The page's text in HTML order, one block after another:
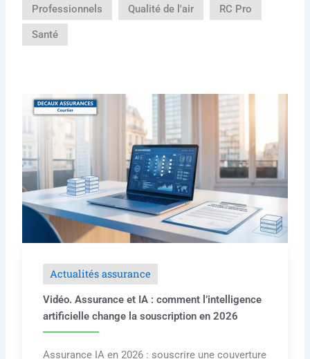
Professionnels Qualité de l'air RC Pro
Santé
Actualités assurance
Vidéo. Assurance et IA : comment l’intelligence
artificielle change la souscription en 2026
Assurance IA en 2026 : souscrire une couverture